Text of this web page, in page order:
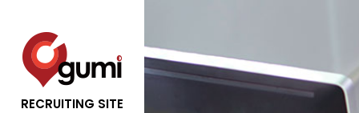
RECRUITING SITE